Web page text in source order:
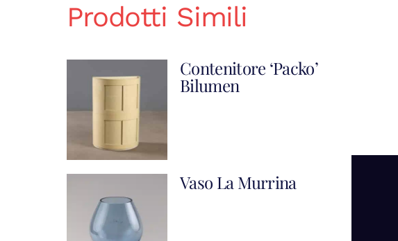
Prodotti Simili
Contenitore ‘Packo’
Bilumen
Vaso La Murrina